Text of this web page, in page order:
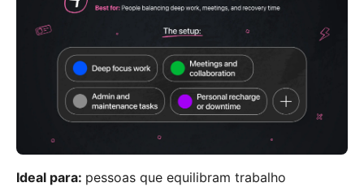
Ideal para: pessoas que equilibram trabalho